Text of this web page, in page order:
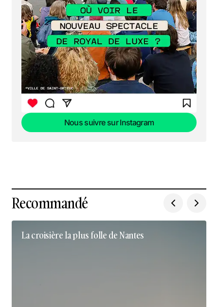
Nous suivre sur Instagram
Recommandé
La croisière la plus folle de Nantes